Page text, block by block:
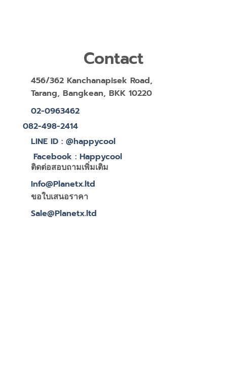
Contact
456/362 Kanchanapisek Road,
Tarang, Bangkean, BKK 10220
02-0963462
082-498-2414
LINE ID : @happycool
Facebook : Happycool
ติดต่อสอบถามเพิ่มเติม
Info@Planetx.ltd
ขอใบเสนอราคา
Sale@Planetx.ltd